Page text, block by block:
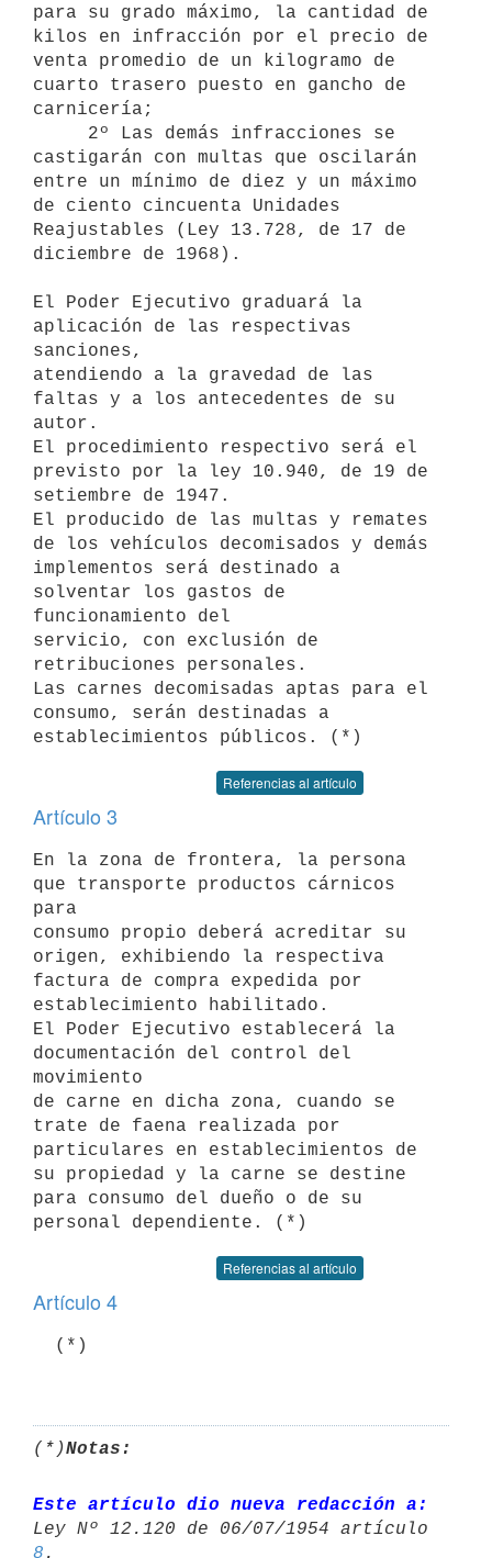
para su grado máximo, la cantidad de
kilos en infracción por el precio de
venta promedio de un kilogramo de
cuarto trasero puesto en gancho de
carnicería;
castigarán con multas que oscilarán
entre un mínimo de diez y un máximo
de ciento cincuenta Unidades
Reajustables (Ley 13.728, de 17 de
diciembre de 1968).
El Poder Ejecutivo graduará la
aplicación de las respectivas
sanciones,
atendiendo a la gravedad de las
faltas y a los antecedentes de su
autor.
El procedimiento respectivo será el
previsto por la ley 10.940, de 19 de
setiembre de 1947.
El producido de las multas y remates
de los vehículos decomisados y demás
implementos será destinado a
solventar los gastos de
funcionamiento del
servicio, con exclusión de
retribuciones personales.
Las carnes decomisadas aptas para el
consumo, serán destinadas a
Referencias al artículo
Artículo 3
En la zona de frontera, la persona
que transporte productos cárnicos
para
consumo propio deberá acreditar su
origen, exhibiendo la respectiva
factura de compra expedida por
establecimiento habilitado.
El Poder Ejecutivo establecerá la
documentación del control del
movimiento
de carne en dicha zona, cuando se
trate de faena realizada por
particulares en establecimientos de
su propiedad y la carne se destine
para consumo del dueño o de su
Referencias al artículo
Artículo 4
(*)Notas:
Este artículo dio nueva redacción a:
8